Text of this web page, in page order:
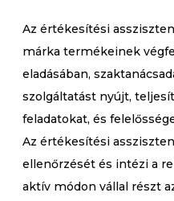
Az értékesítési
márka termékeinek
eladásában,
szolgáltatást nyújt,
feladatokat, és
Az értékesítési
ellenőrzését és intézi a
aktív módon vállal részt